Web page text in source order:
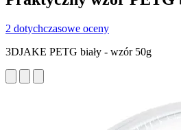
2 dotychczasowe oceny
3DJAKE PETG biały - wzór 50g